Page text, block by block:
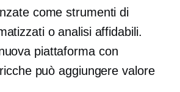
come strumenti di
o analisi affidabili.
piattaforma con
può aggiungere valore